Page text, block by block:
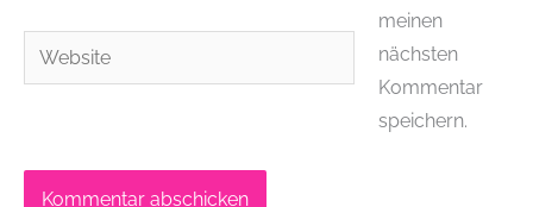
Website
meinen
nächsten
Kommentar
speichern.